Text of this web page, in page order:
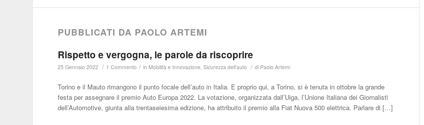
PUBBLICATI DA PAOLO ARTEMI
Rispetto e vergogna, le parole da riscoprire
25 Gennaio 2022 / 1 Commento / inMobilità e Innovazione,Sicurezza dell'auto / di Paolo Artemi
Torino e il Mauto rimangono il punto focale dell’auto in Italia. E proprio qui, a Torino, si è tenuta in ottobre la grande
festa per assegnare il premio Auto Europa 2022. La votazione, organizzata dall’Uiga, l’Unione Italiana dei Giornalisti
dell’Automotive, giunta alla trentaseiesima edizione, ha attribuito il premio alla Fiat Nuova 500 elettrica. Parlare di […]